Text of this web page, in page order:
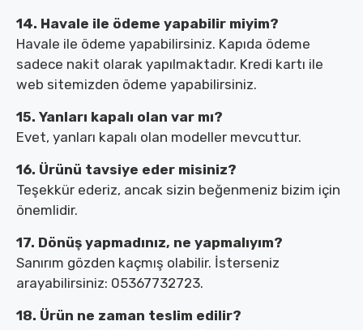
14. Havale ile ödeme yapabilir miyim?
Havale ile ödeme yapabilirsiniz. Kapıda ödeme
sadece nakit olarak yapılmaktadır. Kredi kartı ile
web sitemizden ödeme yapabilirsiniz.
15. Yanları kapalı olan var mı?
Evet, yanları kapalı olan modeller mevcuttur.
16. Ürünü tavsiye eder misiniz?
Teşekkür ederiz, ancak sizin beğenmeniz bizim için
önemlidir.
17. Dönüş yapmadınız, ne yapmalıyım?
Sanırım gözden kaçmış olabilir. İsterseniz
arayabilirsiniz: 05367732723.
18. Ürün ne zaman teslim edilir?